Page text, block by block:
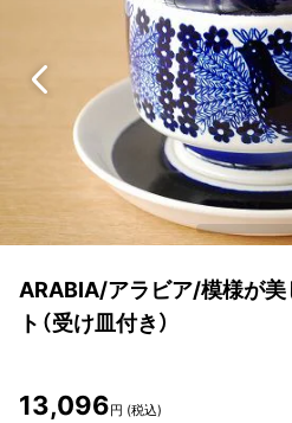
ARABIA/アラビア/模様が美
ト（受け皿付き）
13,096円 (税込)